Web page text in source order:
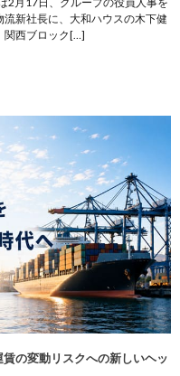
新社長に、大和ハウスの木下健
関西ブロック[…]
の変動リスクへの新しいヘッ